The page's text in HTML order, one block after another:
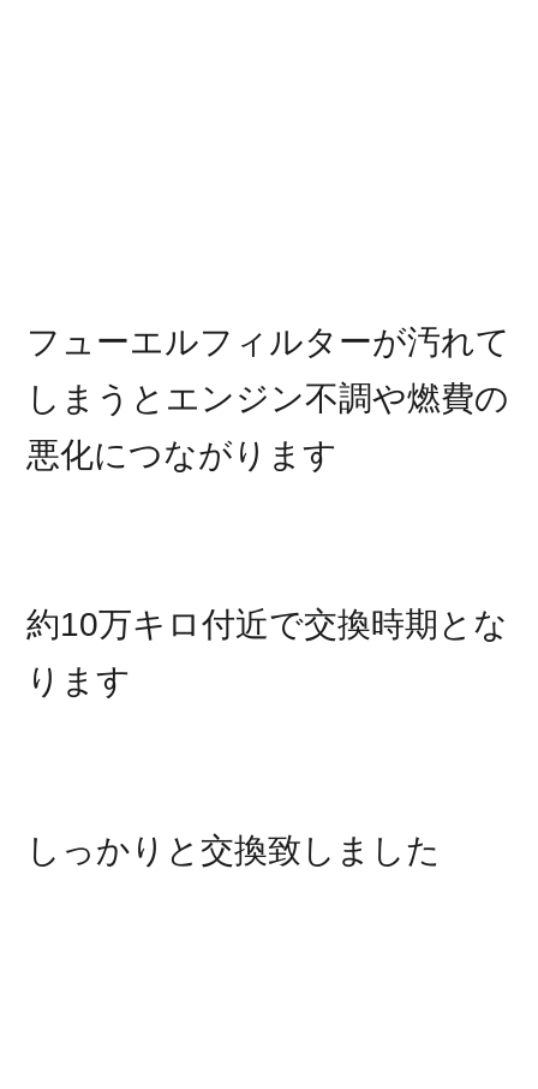
フューエルフィルターが汚れて
しまうとエンジン不調や燃費の
悪化につながります
約10万キロ付近で交換時期とな
ります
しっかりと交換致しました